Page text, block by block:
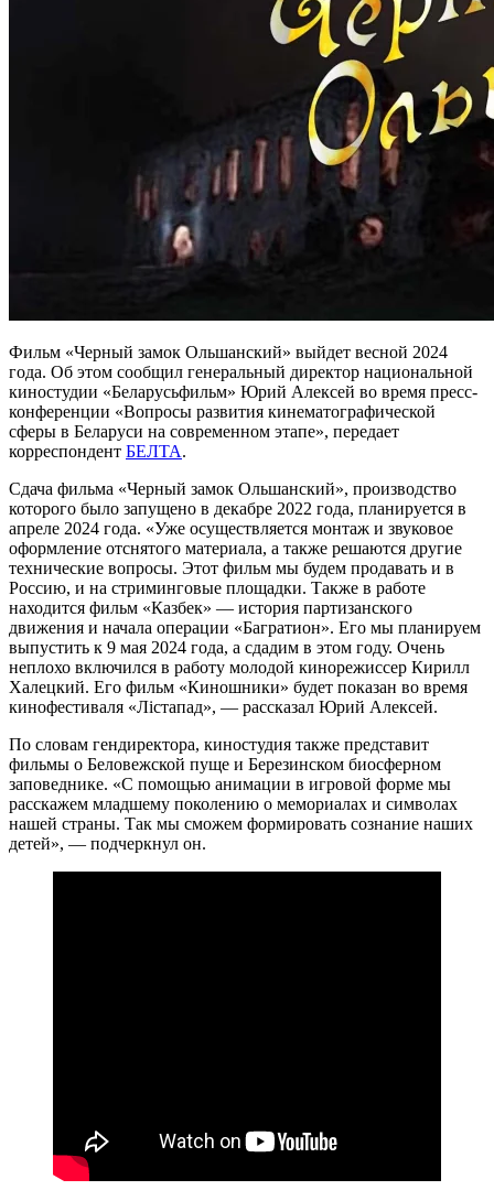
Фильм «Черный замок Ольшанский» выйдет весной 2024
года. Об этом сообщил генеральный директор национальной
киностудии «Беларусьфильм» Юрий Алексей во время пресс-
конференции «Вопросы развития кинематографической
сферы в Беларуси на современном этапе», передает
корреспондент БЕЛТА.
Сдача фильма «Черный замок Ольшанский», производство
которого было запущено в декабре 2022 года, планируется в
апреле 2024 года. «Уже осуществляется монтаж и звуковое
оформление отснятого материала, а также решаются другие
технические вопросы. Этот фильм мы будем продавать и в
Россию, и на стриминговые площадки. Также в работе
находится фильм «Казбек» — история партизанского
движения и начала операции «Багратион». Его мы планируем
выпустить к 9 мая 2024 года, а сдадим в этом году. Очень
неплохо включился в работу молодой кинорежиссер Кирилл
Халецкий. Его фильм «Киношники» будет показан во время
кинофестиваля «Лістапад», — рассказал Юрий Алексей.
По словам гендиректора, киностудия также представит
фильмы о Беловежской пуще и Березинском биосферном
заповеднике. «С помощью анимации в игровой форме мы
расскажем младшему поколению о мемориалах и символах
нашей страны. Так мы сможем формировать сознание наших
детей», — подчеркнул он.